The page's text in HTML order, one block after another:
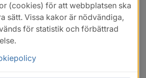
(cookies) för att webbplatsen ska
sätt. Vissa kakor är nödvändiga,
för statistik och förbättrad